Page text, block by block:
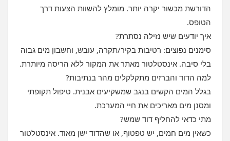
הדורשת מכשור יקרה יותר. מומלץ להשוות הצעות דרך
הטופס.
איך יודעים שיש נזילה נסתרת?
סימנים נפוצים: רטיבות בקיר/תקרה, עובש, וחשבון מים גבוה
בלי סיבה. אינסטלטור מאתר את המקור ללא הריסה מיותרת.
למה הדוד והברזים מתקלקלים מהר בנתיבות?
בגלל המים הקשים בנגב שמשקיעים אבנית. טיפול תקופתי
ומסנן מים מאריכים את חיי המערכת.
מתי כדאי להחליף דוד שמש?
כשאין מים חמים, יש טפטוף, או שהדוד ישן מאוד. אינסטלטור